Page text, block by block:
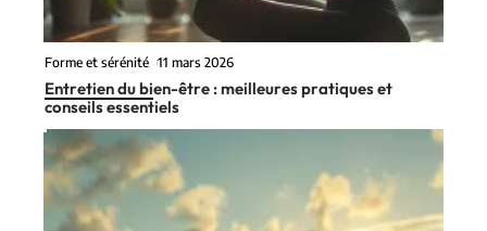
Forme et sérénité 11 mars 2026
Entretien du bien-être : meilleures pratiques et
conseils essentiels